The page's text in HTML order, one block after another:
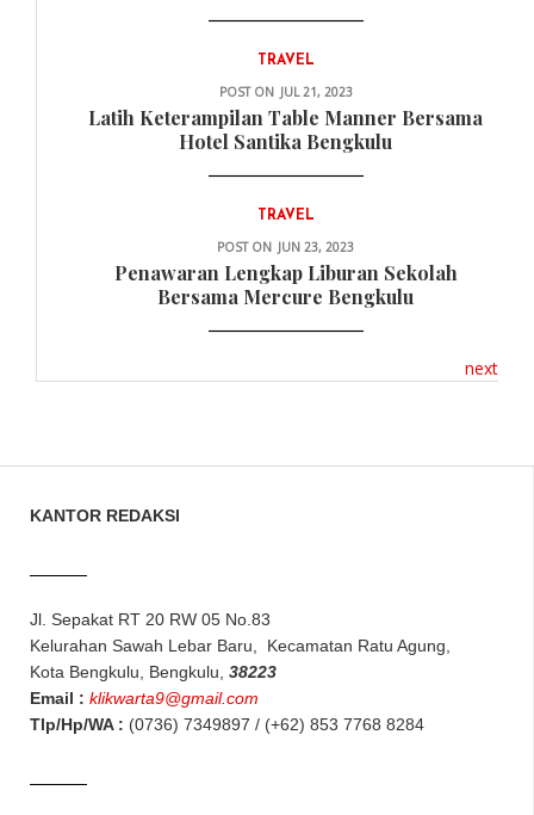
TRAVEL
POST ON JUL 21, 2023
Latih Keterampilan Table Manner Bersama
Hotel Santika Bengkulu
TRAVEL
POST ON JUN 23, 2023
Penawaran Lengkap Liburan Sekolah
Bersama Mercure Bengkulu
next
KANTOR REDAKSI
Jl. Sepakat RT 20 RW 05 No.83
Kelurahan Sawah Lebar Baru, Kecamatan Ratu Agung,
Kota Bengkulu, Bengkulu, 38223
Email : klikwarta9@gmail.com
Tlp/Hp/WA : (0736) 7349897 / (+62) 853 7768 8284